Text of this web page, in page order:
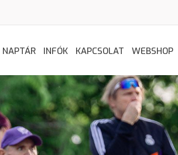
NAPTÁR INFÓK KAPCSOLAT WEBSHOP